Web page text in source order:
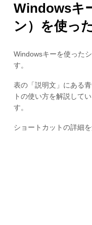
Windowsキ
ン）を使っ
Windowsキーを使った
す。
表の「説明文」にある
トの使い方を解説して
す。
ショートカットの詳細